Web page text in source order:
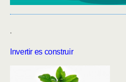
.
Invertir es construir